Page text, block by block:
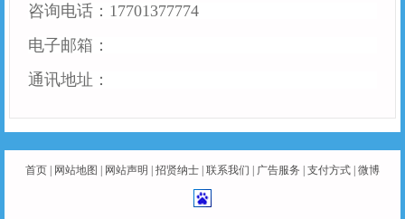
咨询电话：17701377774
电子邮箱：
通讯地址：
首页 网站地图 网站声明 招贤纳士 联系我们 广告服务 支付方式 微博